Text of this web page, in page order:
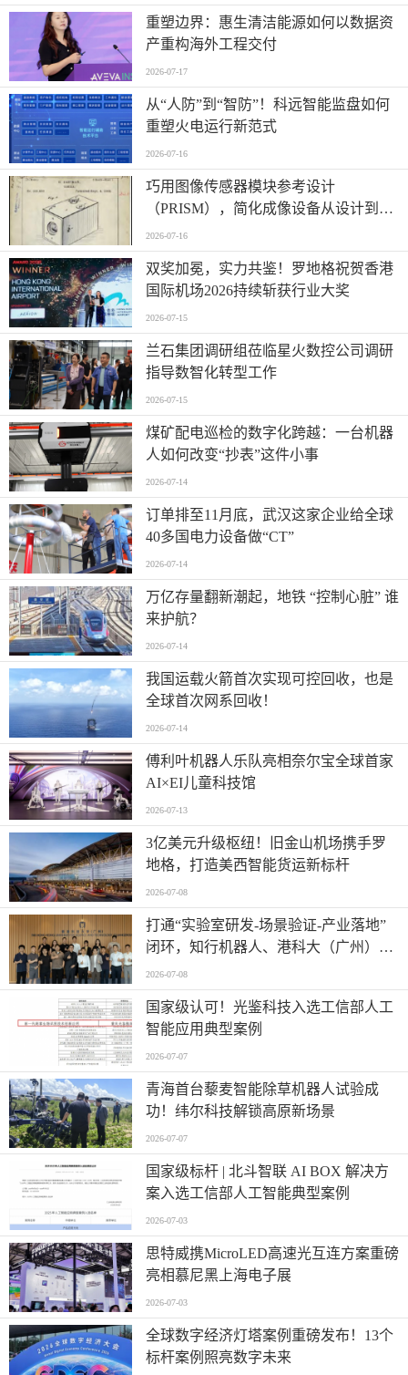
重塑边界：惠生清洁能源如何以数据资
产重构海外工程交付
2026-07-17
从“人防”到“智防”！科远智能监盘如何
重塑火电运行新范式
2026-07-16
巧用图像传感器模块参考设计
（PRISM），简化成像设备从设计到制
造的全流程
2026-07-16
双奖加冕，实力共鉴！罗地格祝贺香港
国际机场2026持续斩获行业大奖
2026-07-15
兰石集团调研组莅临星火数控公司调研
指导数智化转型工作
2026-07-15
煤矿配电巡检的数字化跨越：一台机器
人如何改变“抄表”这件小事
2026-07-14
订单排至11月底，武汉这家企业给全球
40多国电力设备做“CT”
2026-07-14
万亿存量翻新潮起，地铁 “控制心脏” 谁
来护航？
2026-07-14
我国运载火箭首次实现可控回收，也是
全球首次网系回收！
2026-07-14
傅利叶机器人乐队亮相奈尔宝全球首家
AI×EI儿童科技馆
2026-07-13
​3亿美元升级枢纽！旧金山机场携手罗
地格，打造美西智能货运新标杆
2026-07-08
打通“实验室研发-场景验证-产业落地”
闭环，知行机器人、港科大（广州）、
北京粤电三方联合解锁城市服务机器人
规模化应用
2026-07-08
国家级认可！光鉴科技入选工信部人工
智能应用典型案例
2026-07-07
青海首台藜麦智能除草机器人试验成
功！纬尔科技解锁高原新场景
2026-07-07
国家级标杆 | 北斗智联 AI BOX 解决方
案入选工信部人工智能典型案例
2026-07-03
思特威携MicroLED高速光互连方案重磅
亮相慕尼黑上海电子展
2026-07-03
全球数字经济灯塔案例重磅发布！13个
标杆案例照亮数字未来